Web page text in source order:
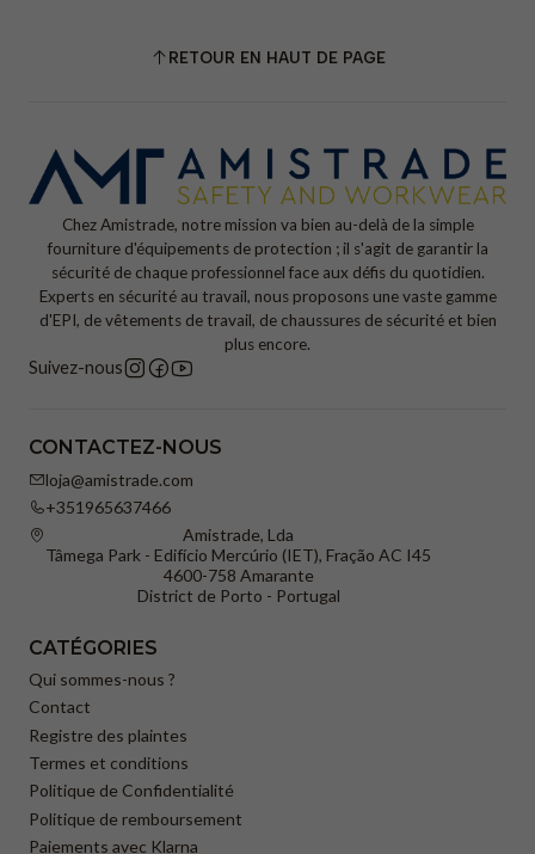
RETOUR EN HAUT DE PAGE
Chez Amistrade, notre mission va bien au-delà de la simple
fourniture d'équipements de protection ; il s'agit de garantir la
sécurité de chaque professionnel face aux défis du quotidien.
Experts en sécurité au travail, nous proposons une vaste gamme
d'EPI, de vêtements de travail, de chaussures de sécurité et bien
plus encore.
Suivez-nous
CONTACTEZ-NOUS
loja@amistrade.com
+351965637466
Amistrade, Lda
Tâmega Park - Edifício Mercúrio (IET), Fração AC I45
4600-758 Amarante
District de Porto - Portugal
CATÉGORIES
Qui sommes-nous ?
Contact
Registre des plaintes
Termes et conditions
Politique de Confidentialité
Politique de remboursement
Paiements avec Klarna